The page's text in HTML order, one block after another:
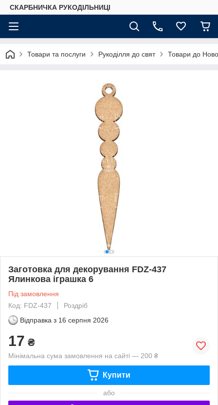
СКАРБНИЧКА РУКОДІЛЬНИЦІ
Товари та послуги Рукоділля до свят Товари до
Заготовка для декорування FDZ-437
Ялинкова іграшка 6
Під замовлення
Код: FDZ-437
Роздріб
Відправка з 16 серпня 2026
17 ₴
Мінімальна сума замовлення на сайті — 200 ₴
Купити
або